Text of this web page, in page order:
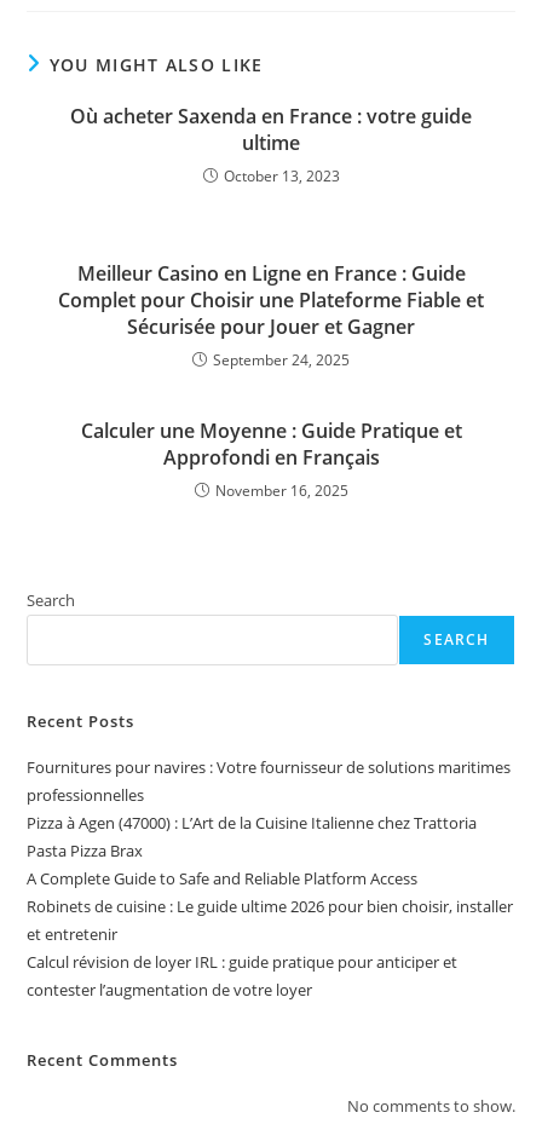
YOU MIGHT ALSO LIKE
Où acheter Saxenda en France : votre guide
ultime
October 13, 2023
Meilleur Casino en Ligne en France : Guide
Complet pour Choisir une Plateforme Fiable et
Sécurisée pour Jouer et Gagner
September 24, 2025
Calculer une Moyenne : Guide Pratique et
Approfondi en Français
November 16, 2025
Search
SEARCH
Recent Posts
Fournitures pour navires : Votre fournisseur de solutions maritimes
professionnelles
Pizza à Agen (47000) : L’Art de la Cuisine Italienne chez Trattoria
Pasta Pizza Brax
A Complete Guide to Safe and Reliable Platform Access
Robinets de cuisine : Le guide ultime 2026 pour bien choisir, installer
et entretenir
Calcul révision de loyer IRL : guide pratique pour anticiper et
contester l’augmentation de votre loyer
Recent Comments
No comments to show.